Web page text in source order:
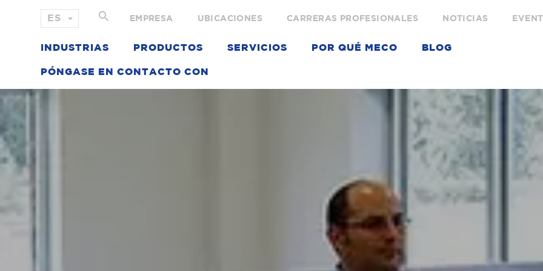
EMPRESA UBICACIONES CARRERAS PROFESIONALES NOTICIAS
INDUSTRIAS PRODUCTOS SERVICIOS POR QUÉ MECO BLOG
PÓNGASE EN CONTACTO CON